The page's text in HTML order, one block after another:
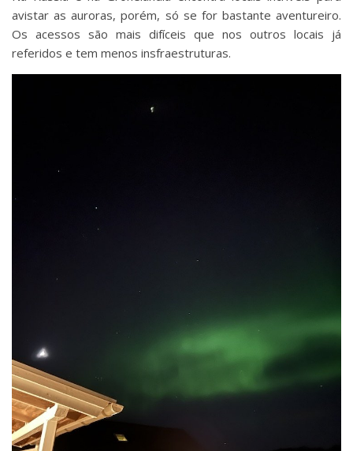
avistar as auroras, porém, só se for bastante aventureiro.
Os acessos são mais difíceis que nos outros locais já
referidos e tem menos insfraestruturas.